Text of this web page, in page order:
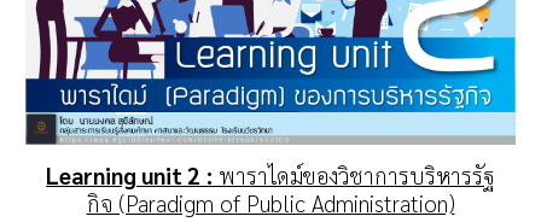
Learning unit 2 : พาราไดม์ของวิชาการบริหารรัฐ
กิจ (Paradigm of Public Administration)